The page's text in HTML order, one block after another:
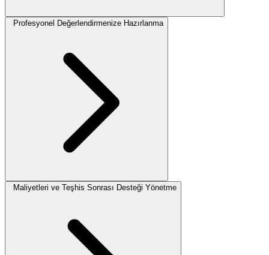
Profesyonel Değerlendirmenize Hazırlanma
Maliyetleri ve Teşhis Sonrası Desteği Yönetme